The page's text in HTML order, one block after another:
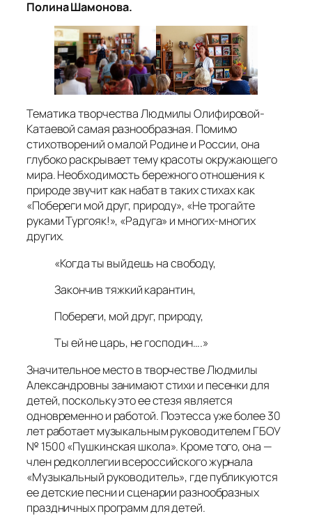
Полина Шамонова.
Тематика творчества Людмилы Олифировой-
Катаевой самая разнообразная. Помимо
стихотворений о малой Родине и России, она
глубоко раскрывает тему красоты окружающего
мира. Необходимость бережного отношения к
природе звучит как набат в таких стихах как
«Побереги мой друг, природу», «Не трогайте
руками Тургояк!», «Радуга» и многих-многих
других.
«Когда ты выйдешь на свободу,
Закончив тяжкий карантин,
Побереги, мой друг, природу,
Ты ей не царь, не господин….»
Значительное место в творчестве Людмилы
Александровны занимают стихи и песенки для
детей, поскольку это ее стезя является
одновременно и работой. Поэтесса уже более 30
лет работает музыкальным руководителем ГБОУ
№ 1500 «Пушкинская школа». Кроме того, она —
член редколлегии всероссийского журнала
«Музыкальный руководитель», где публикуются
ее детские песни и сценарии разнообразных
праздничных программ для детей.